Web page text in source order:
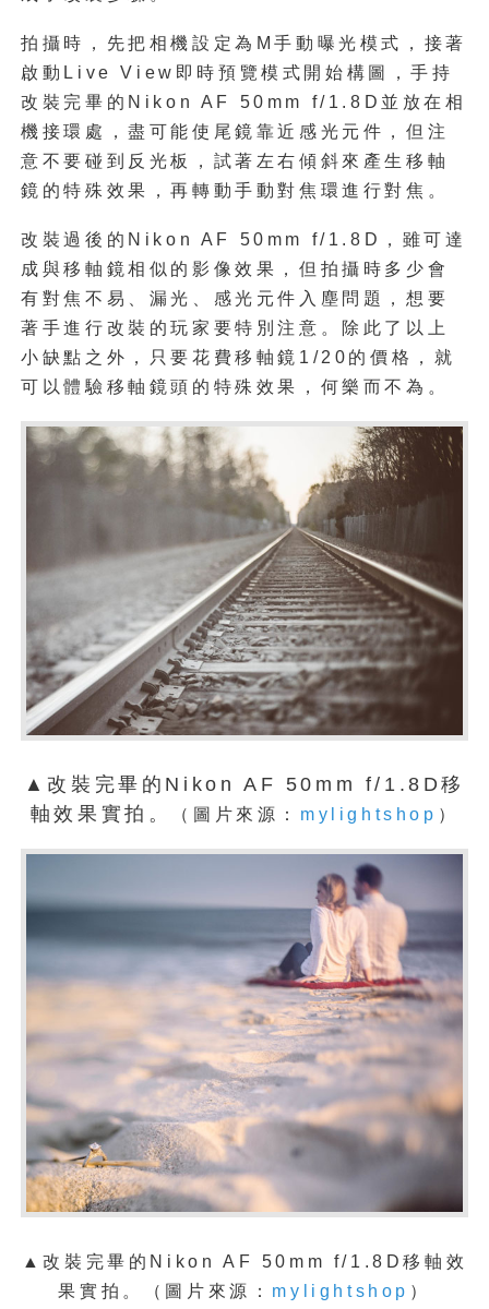
拍攝時，先把相機設定為M手動曝光模式，接著
啟動Live View即時預覽模式開始構圖，手持
改裝完畢的Nikon AF 50mm f/1.8D並放在相
機接環處，盡可能使尾鏡靠近感光元件，但注
意不要碰到反光板，試著左右傾斜來產生移軸
鏡的特殊效果，再轉動手動對焦環進行對焦。
改裝過後的Nikon AF 50mm f/1.8D，雖可達
成與移軸鏡相似的影像效果，但拍攝時多少會
有對焦不易、漏光、感光元件入塵問題，想要
著手進行改裝的玩家要特別注意。除此了以上
小缺點之外，只要花費移軸鏡1/20的價格，就
可以體驗移軸鏡頭的特殊效果，何樂而不為。
▲改裝完畢的Nikon AF 50mm f/1.8D移
軸效果實拍。
（圖片來源： mylightshop ）
▲改裝完畢的Nikon AF 50mm f/1.8D移軸效
果 實拍。 （圖片來源： mylightshop ）